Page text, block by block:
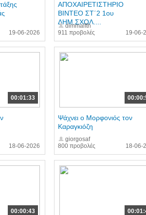
19-06-2026
911 προβολές
ΑΠΟΧΑΙΡΕΤΙΣΤΗΡΙΟ
ΒΙΝΤΕΟ ΣΤ΄2 1ου
ΔΗΜ.ΣΧΟΛ....
dimmalfth
19-06-
00:01:33
18-06-2026
800 προβολές
Ψάχνει ο Μορφονιός τον
Καραγκιόζη
giorgosaf
18-06-
00:00:43